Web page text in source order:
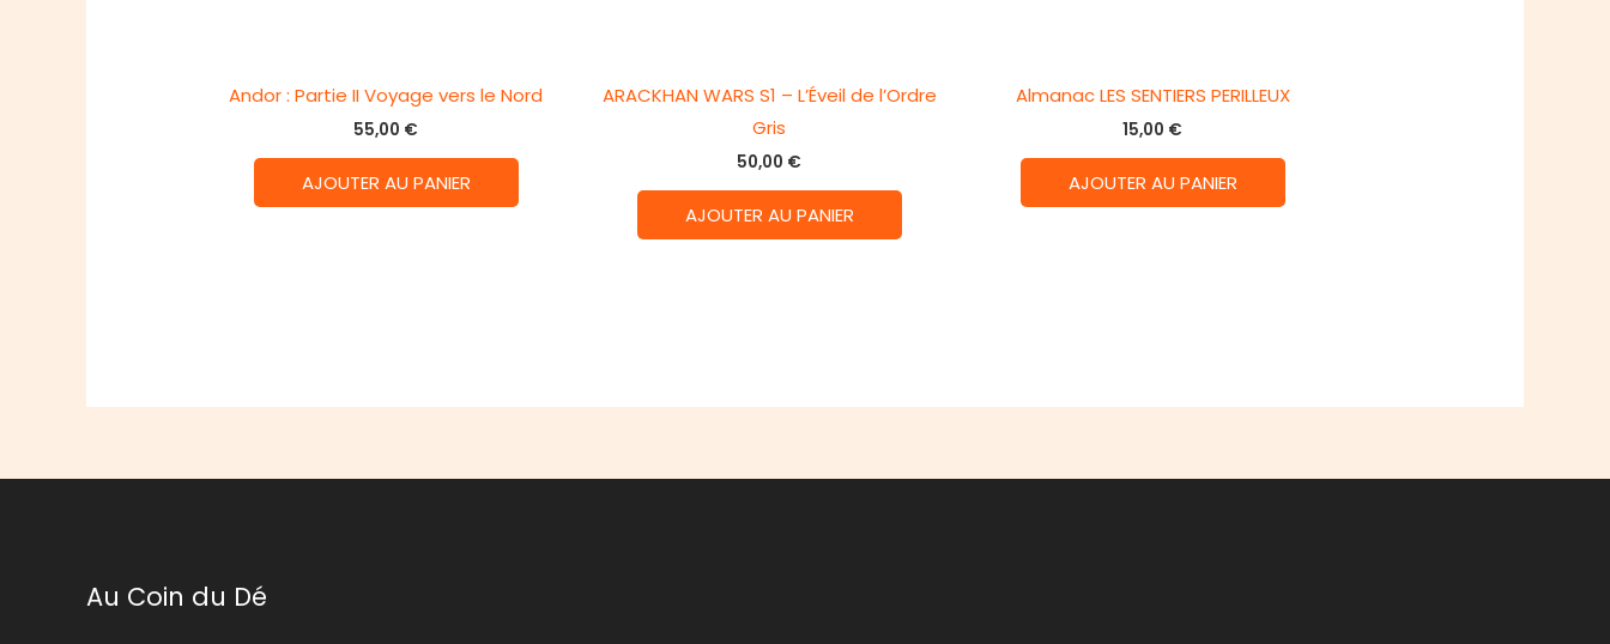
Andor : Partie II Voyage vers le Nord
55,00 €
AJOUTER AU PANIER
ARACKHAN WARS S1 – L’Éveil de l’Ordre
Gris
50,00 €
AJOUTER AU PANIER
Almanac LES SENTIERS PERILLEUX
15,00 €
AJOUTER AU PANIER
Au Coin du Dé